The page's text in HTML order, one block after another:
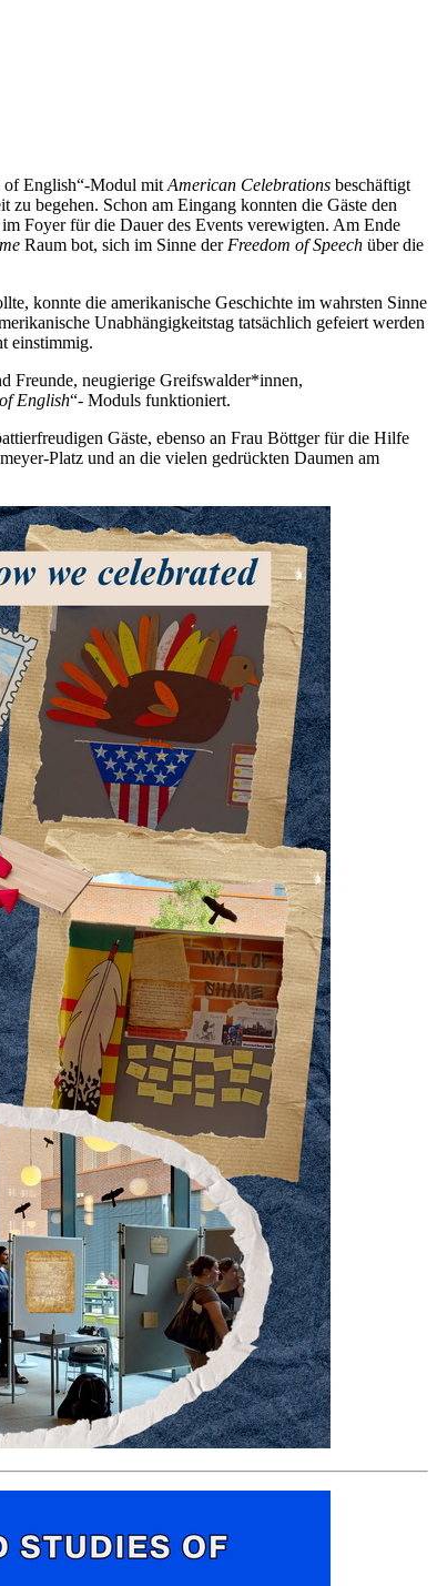
of English“-Modul mit American Celebrations beschäftigt
begehen. Schon am Eingang konnten die Gäste den
Foyer für die Dauer des Events verewigten. Am Ende
Raum bot, sich im Sinne der Freedom of Speech über die
konnte die amerikanische Geschichte im wahrsten Sinne
Unabhängigkeitstag tatsächlich gefeiert werden
einstimmig.
Freunde, neugierige Greifswalder*innen,
English“- Moduls funktioniert.
Gäste, ebenso an Frau Böttger für die Hilfe
Platz und an die vielen gedrückten Daumen am